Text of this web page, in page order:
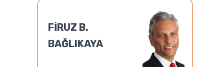
FİRUZ B.
BAĞLIKAYA